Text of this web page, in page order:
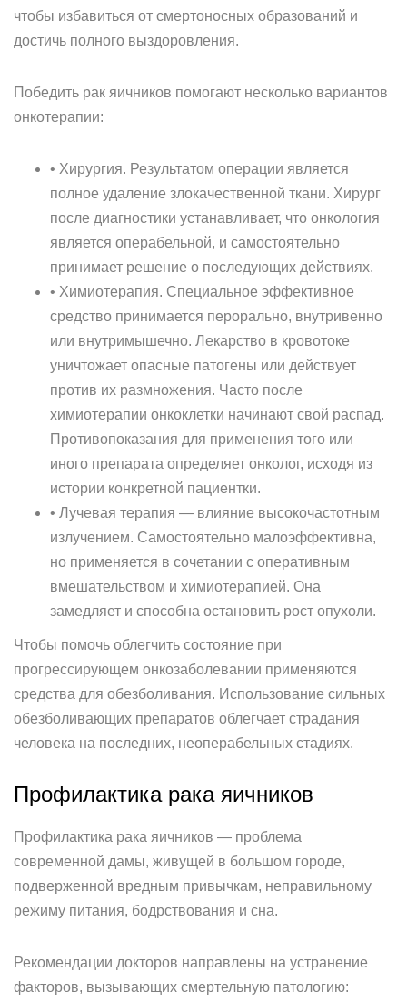
чтобы избавиться от смертоносных образований и
достичь полного выздоровления.
Победить рак яичников помогают несколько вариантов
онкотерапии:
• Хирургия. Результатом операции является
полное удаление злокачественной ткани. Хирург
после диагностики устанавливает, что онкология
является операбельной, и самостоятельно
принимает решение о последующих действиях.
• Химиотерапия. Специальное эффективное
средство принимается перорально, внутривенно
или внутримышечно. Лекарство в кровотоке
уничтожает опасные патогены или действует
против их размножения. Часто после
химиотерапии онкоклетки начинают свой распад.
Противопоказания для применения того или
иного препарата определяет онколог, исходя из
истории конкретной пациентки.
• Лучевая терапия — влияние высокочастотным
излучением. Самостоятельно малоэффективна,
но применяется в сочетании с оперативным
вмешательством и химиотерапией. Она
замедляет и способна остановить рост опухоли.
Чтобы помочь облегчить состояние при
прогрессирующем онкозаболевании применяются
средства для обезболивания. Использование сильных
обезболивающих препаратов облегчает страдания
человека на последних, неоперабельных стадиях.
Профилактика рака яичников
Профилактика рака яичников — проблема
современной дамы, живущей в большом городе,
подверженной вредным привычкам, неправильному
режиму питания, бодрствования и сна.
Рекомендации докторов направлены на устранение
факторов, вызывающих смертельную патологию: